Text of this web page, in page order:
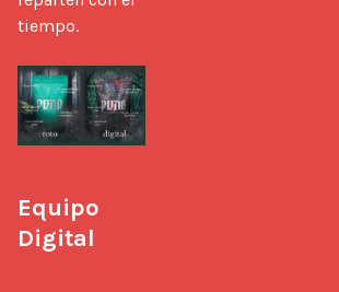
tiempo.
Equipo
Digital